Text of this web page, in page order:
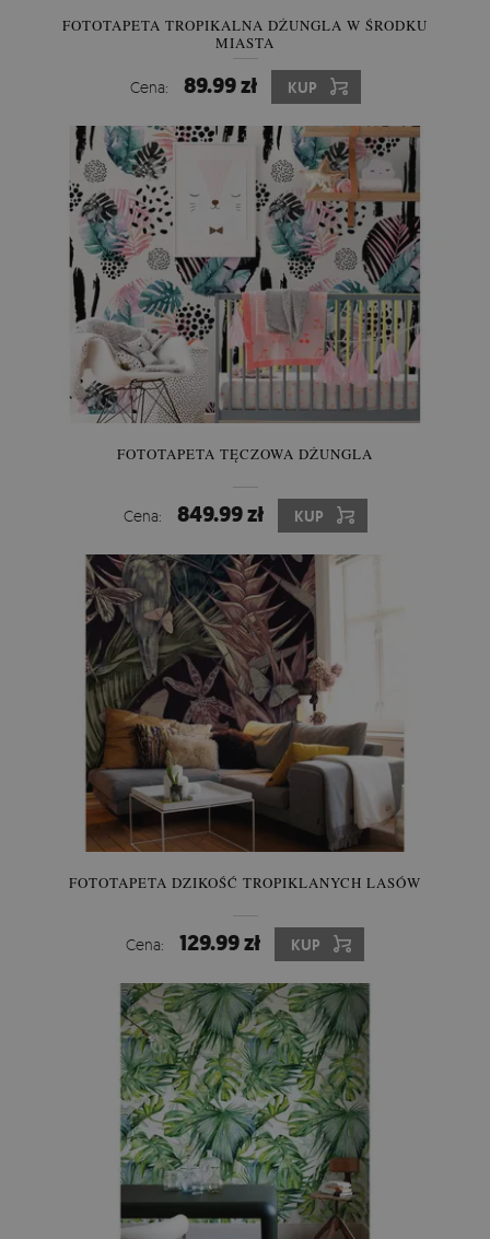
FOTOTAPETA TROPIKALNA DŻUNGLA W ŚRODKU
MIASTA
Cena: 89.99 zł KUP
FOTOTAPETA TĘCZOWA DŻUNGLA
Cena: 849.99 zł KUP
FOTOTAPETA DZIKOŚĆ TROPIKLANYCH LASÓW
Cena: 129.99 zł KUP